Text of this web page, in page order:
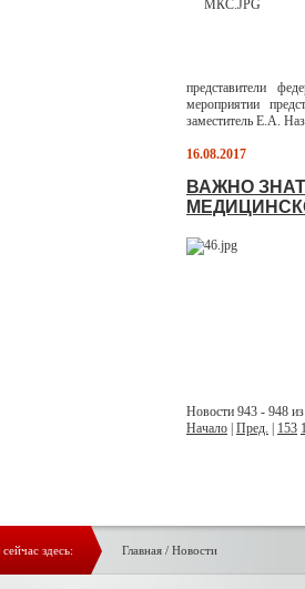
представители
мероприятии
заместитель Е.А.
16.08.2017
ВАЖНО
Новости 943 - 948
Начало Пред. 153
здесь: Главная/ Новости